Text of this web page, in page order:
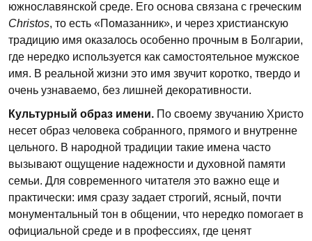
южнославянской среде. Его основа связана с греческим
Christos, то есть «Помазанник», и через христианскую
традицию имя оказалось особенно прочным в Болгарии,
где нередко используется как самостоятельное мужское
имя. В реальной жизни это имя звучит коротко, твердо и
очень узнаваемо, без лишней декоративности.
Культурный образ имени. По своему звучанию Христо
несет образ человека собранного, прямого и внутренне
цельного. В народной традиции такие имена часто
вызывают ощущение надежности и духовной памяти
семьи. Для современного читателя это важно еще и
практически: имя сразу задает строгий, ясный, почти
монументальный тон в общении, что нередко помогает в
официальной среде и в профессиях, где ценят